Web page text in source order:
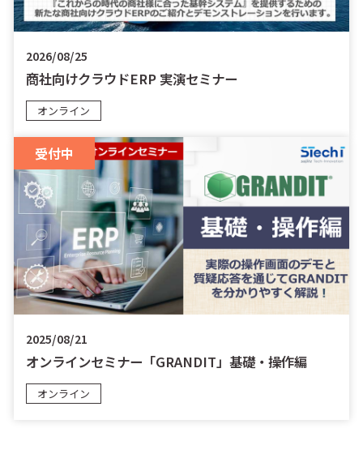
2026/08/25
商社向けクラウドERP 実演セミナー
オンライン
2025/08/21
オンラインセミナー「GRANDIT」基礎・操作編
オンライン
受付中